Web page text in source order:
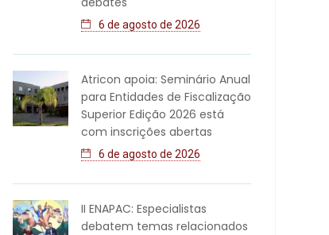
6 de agosto de 2026
Atricon apoia: Seminário Anual
para Entidades de Fiscalização
Superior Edição 2026 está
com inscrições abertas
6 de agosto de 2026
II ENAPAC: Especialistas
debatem temas relacionados